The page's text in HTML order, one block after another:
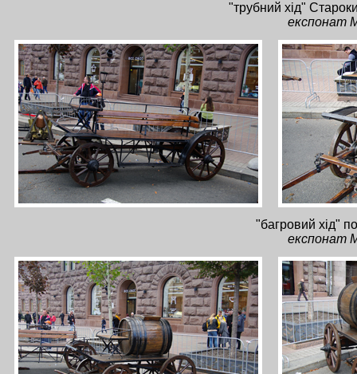
"трубний хід"
експонат
"багровий хід"
експонат